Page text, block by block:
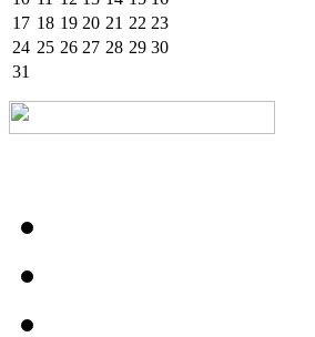
17 18 19 20 21 22 23
24 25 26 27 28 29 30
31